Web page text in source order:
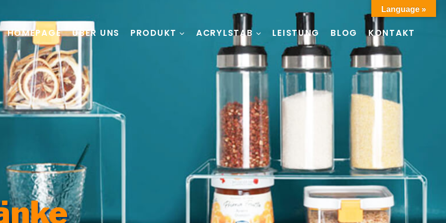
HOMEPAGE ÜBER UNS PRODUKT ACRYLSTAB LEISTUNG BLOG KONTAKT
Language »